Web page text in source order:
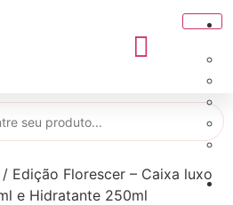
/ Edição Florescer – Caixa luxo
e Hidratante 250ml